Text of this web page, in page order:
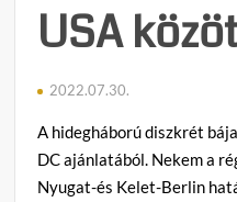
USA
2022.07.30.
A hidegháború diszkrét
DC ajánlatából. Nekem a
Nyugat-és Kelet-Berlin